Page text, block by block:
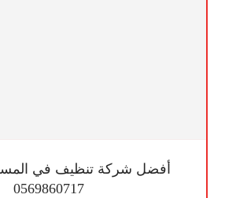
أفضل شركة تنظيف في
0569860717